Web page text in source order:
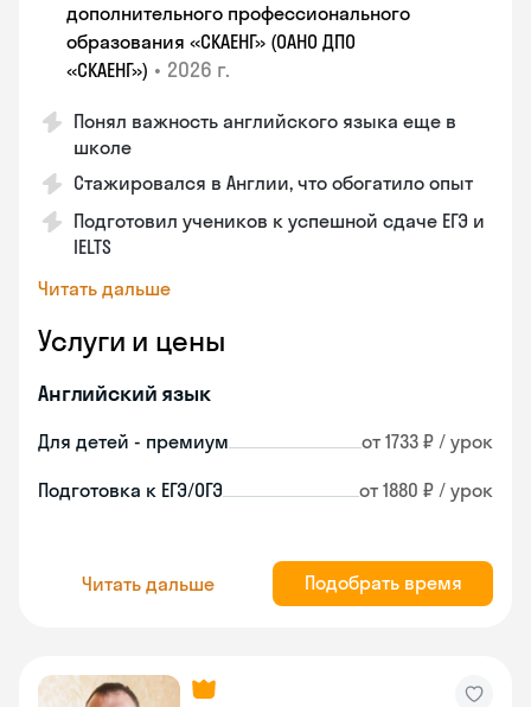
дополнительного профессионального
образования «СКАЕНГ» (ОАНО ДПО
«СКАЕНГ») • 2026 г.
Понял важность английского языка еще в
школе
Стажировался в Англии, что обогатило опыт
Подготовил учеников к успешной сдаче ЕГЭ и
IELTS
Читать дальше
Услуги и цены
Английский язык
Для детей - премиум от 1733 ₽ / урок
Подготовка к ЕГЭ/ОГЭ от 1880 ₽ / урок
Читать дальше Подобрать время